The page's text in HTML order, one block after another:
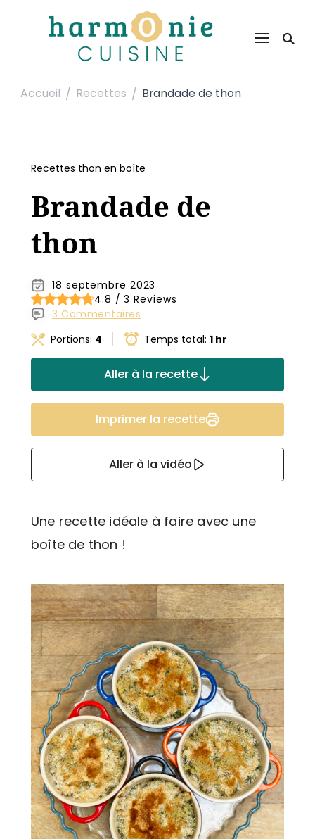
Harmonie Cuisine
Accueil / Recettes / Brandade de thon
Recettes thon en boîte
Brandade de
thon
18 septembre 2023
4.8 / 3 Reviews
3 Commentaires
Portions: 4 Temps total: 1 hr
Aller à la recette
Imprimer la recette
Aller à la vidéo
Une recette idéale à faire avec une
boîte de thon !